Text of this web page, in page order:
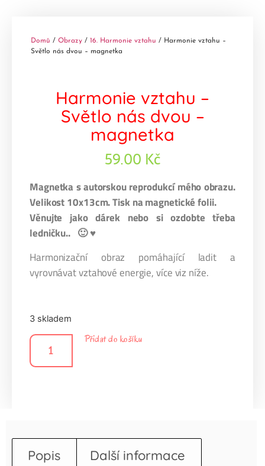
Domů / Obrazy / 16. Harmonie vztahu / Harmonie vztahu –
Světlo nás dvou – magnetka
Harmonie vztahu –
Světlo nás dvou –
magnetka
59.00 Kč
Magnetka s autorskou reprodukcí mého obrazu.
Velikost 10x13cm. Tisk na magnetické folii.
Věnujte jako dárek nebo si ozdobte třeba
ledničku.. 🙂 ♥
Harmonizační obraz pomáhající ladit a
vyrovnávat vztahové energie, více viz níže.
3 skladem
Přidat do košíku
Popis Další informace